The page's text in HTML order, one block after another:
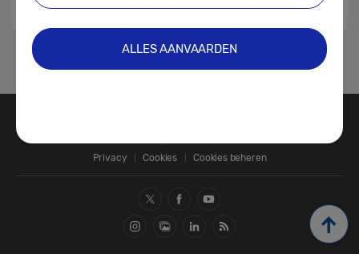
Privacy
Cookies Cookies beheren
ALLES AANVAARDEN